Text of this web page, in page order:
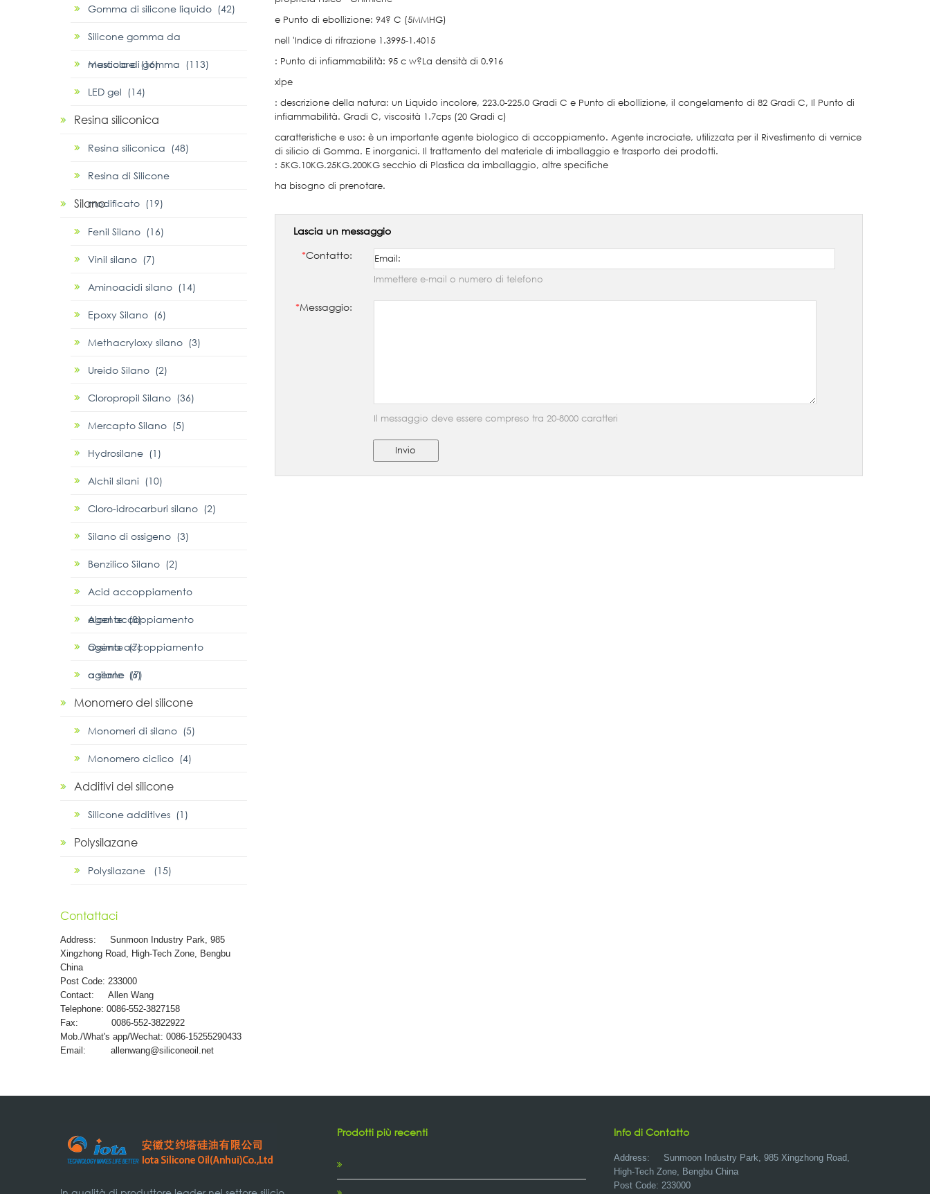
e Punto di ebollizione: 94? C (5MMHG)
nell 'Indice di rifrazione 1.3995-1.4015
: Punto di infiammabilità: 95 c w?La densità di 0.916
xlpe
: descrizione della natura: un Liquido incolore, 223.0-225.0 Gradi C e Punto di ebollizione, il congelamento di 82 Gradi C, Il Punto di
infiammabilità. Gradi C, viscosità 1.7cps (20 Gradi c)
caratteristiche e uso: è un importante agente biologico di accoppiamento. Agente incrociate, utilizzata per il Rivestimento di vernice
di silicio di Gomma. E inorganici. Il trattamento del materiale di imballaggio e trasporto dei prodotti.
: 5KG.10KG.25KG.200KG secchio di Plastica da imballaggio, altre specifiche
ha bisogno di prenotare.
Lascia un messaggio
*Contatto:
Immettere e-mail o numero di telefono
*Messaggio:
Il messaggio deve essere compreso tra 20-8000 caratteri
Invio
Gomma di silicone liquido (42)
Silicone gomma da
masticare (16)
Mescola di gomma (113)
LED gel (14)
Resina siliconica
Resina siliconica (48)
Resina di Silicone
modificato (19)
Silano
Fenil Silano (16)
Vinil silano (7)
Aminoacidi silano (14)
Epoxy Silano (6)
Methacryloxy silano (3)
Ureido Silano (2)
Cloropropil Silano (36)
Mercapto Silano (5)
Hydrosilane (1)
Alchil silani (10)
Cloro-idrocarburi silano (2)
Silano di ossigeno (3)
Benzilico Silano (2)
Acid accoppiamento
agente (8)
Alcol accoppiamento
agente (7)
Ossima accoppiamento
agente (6)
α silane (7)
Monomero del silicone
Monomeri di silano (5)
Monomero ciclico (4)
Additivi del silicone
Silicone additives (1)
Polysilazane
Polysilazane (15)
Contattaci
Address: Sunmoon Industry Park, 985
Xingzhong Road, High-Tech Zone, Bengbu
China
Post Code: 233000
Contact: Allen Wang
Telephone: 0086-552-3827158
Fax: 0086-552-3822922
Mob./What's app/Wechat: 0086-15255290433
Email: allenwang@siliconeoil.net
Prodotti più recenti Info di Contatto
Address: Sunmoon Industry Park, 985 Xingzhong Road,
High-Tech Zone, Bengbu China
Post Code: 233000